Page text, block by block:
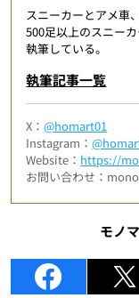
スニーカーとアメ車
500足以上のスニー
執筆している。
執筆記事一覧
X：@homart01
Instagram：
Website： https://
お問い合わせ：
モノ